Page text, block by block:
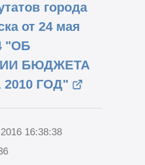
города
от 24 мая
"ОБ
БЮДЖЕТА
ГОД"
16:38:38